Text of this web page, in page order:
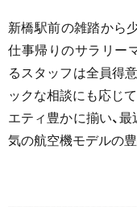
新橋駅前の雑踏から
仕事帰りのサラリー
るスタッフは全員得
ックな相談にも応じ
エティ豊かに揃い、
気の航空機モデルの豊